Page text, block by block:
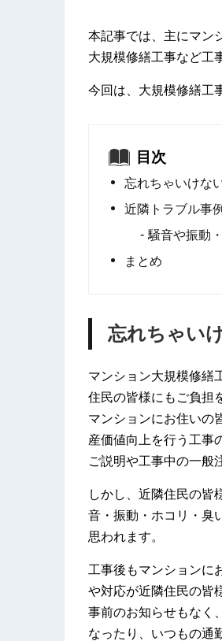
本記事では、主にマン
大規模修繕工事など工
今回は、大規模修繕工
目次
忘れちゃいけな
近隣トラブル事
騒音や振動
まとめ
忘れちゃい
マンション大規模修繕
住民の皆様にもご負担
マンションにお住いの
産価値向上を行う工事
ご説明や工事中の一般
しかし、近隣住民の皆
音・振動・ホコリ・臭
思われます。
工事後もマンションに
や対応が近隣住民の皆
事前のお知らせもなく
なったり、いつもの通